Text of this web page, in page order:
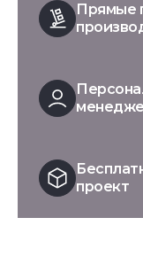
Прямые
проект